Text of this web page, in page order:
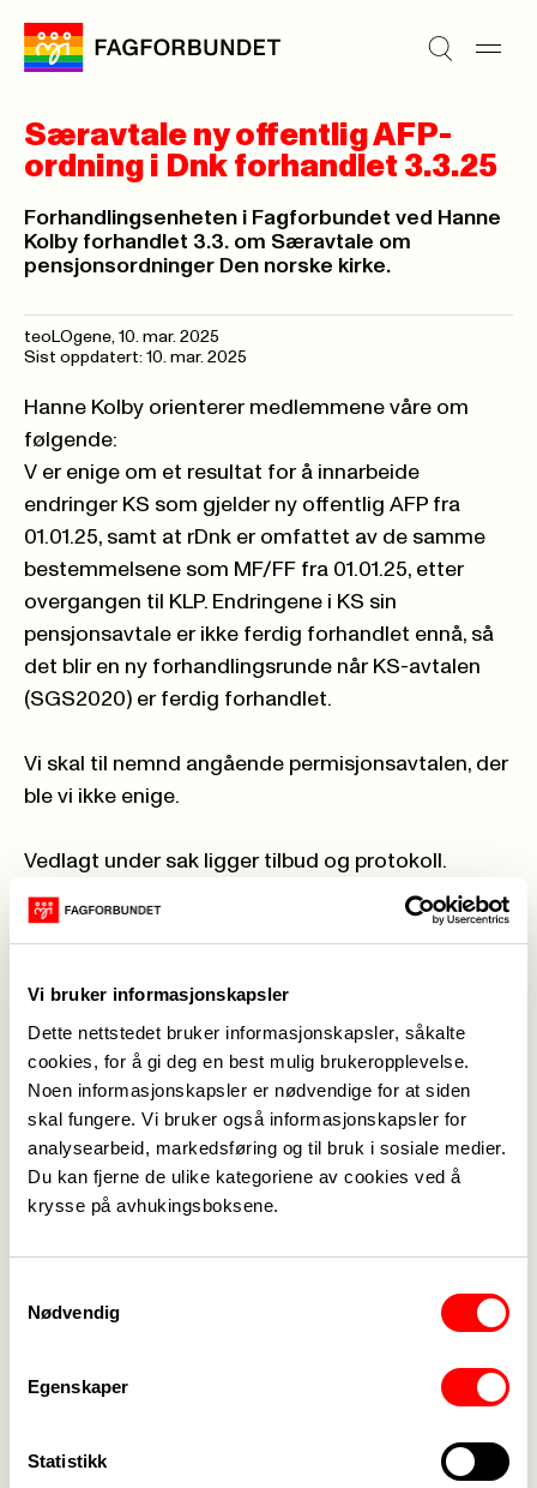
Vi bruker informasjonskapsler
Dette nettstedet bruker informasjonskapsler, såkalte
cookies, for å gi deg en best mulig brukeropplevelse.
Noen informasjonskapsler er nødvendige for at siden
skal fungere. Vi bruker også informasjonskapsler for
analysearbeid, markedsføring og til bruk i sosiale medier.
Du kan fjerne de ulike kategoriene av cookies ved å
krysse på avhukingsboksene.
Nødvendig
Egenskaper
Statistikk
Særavtale ny offentlig AFP-
ordning i Dnk forhandlet 3.3.25
Forhandlingsenheten i Fagforbundet ved Hanne
Kolby forhandlet 3.3. om Særavtale om
pensjonsordninger Den norske kirke.
teoLOgene, 10. mar. 2025
Sist oppdatert: 10. mar. 2025
Hanne Kolby orienterer medlemmene våre om
følgende:
V er enige om et resultat for å innarbeide
endringer KS som gjelder ny offentlig AFP fra
01.01.25, samt at rDnk er omfattet av de samme
bestemmelsene som MF/FF fra 01.01.25, etter
overgangen til KLP. Endringene i KS sin
pensjonsavtale er ikke ferdig forhandlet ennå, så
det blir en ny forhandlingsrunde når KS-avtalen
(SGS2020) er ferdig forhandlet.
Vi skal til nemnd angående permisjonsavtalen, der
ble vi ikke enige.
Vedlagt under sak ligger tilbud og protokoll.
Er det spørsmål til forhandlingene, kontakt
Fagforbundets forhandlingsleder i KA Hanne
hanne.kolby@fagforbundet.no
Leder i teoLOgene og HTV for Fagforbundet i
rDnk Thore Wiig Andersen har ikke medvirket
under disse forhandlingene, så spørsmål må gå
direkte til forhandlingsenheten og Hanne Kolby.
Vedlegg
Tilbud 5 Særavtale om pensjonsordningerfor
den norske kirke 3.3.2025.pdf
Protokoll Fagforbundet.pdf